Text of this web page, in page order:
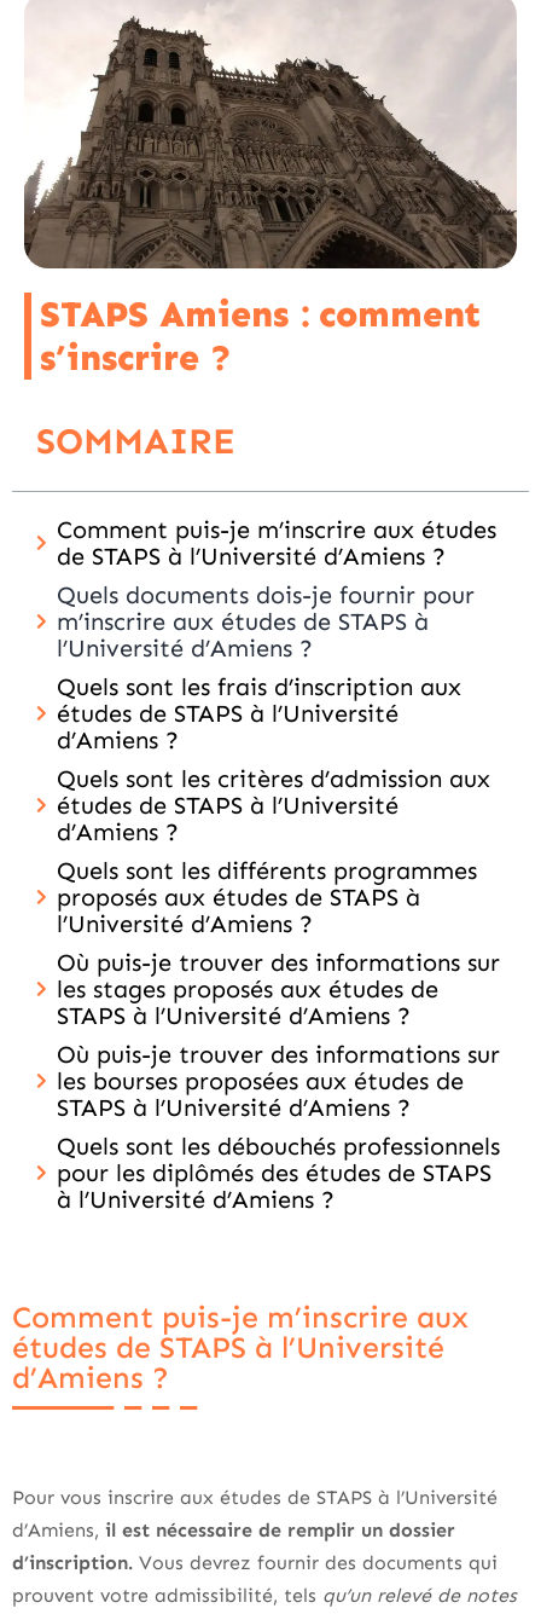
STAPS Amiens : comment
s’inscrire ?
SOMMAIRE
Comment puis-je m’inscrire aux études
de STAPS à l’Université d’Amiens ?
Quels documents dois-je fournir pour
m’inscrire aux études de STAPS à
l’Université d’Amiens ?
Quels sont les frais d’inscription aux
études de STAPS à l’Université
d’Amiens ?
Quels sont les critères d’admission aux
études de STAPS à l’Université
d’Amiens ?
Quels sont les différents programmes
proposés aux études de STAPS à
l’Université d’Amiens ?
Où puis-je trouver des informations sur
les stages proposés aux études de
STAPS à l’Université d’Amiens ?
Où puis-je trouver des informations sur
les bourses proposées aux études de
STAPS à l’Université d’Amiens ?
Quels sont les débouchés professionnels
pour les diplômés des études de STAPS
à l’Université d’Amiens ?
Comment puis-je m’inscrire aux
études de STAPS à l’Université
d’Amiens ?
Pour vous inscrire aux études de STAPS à l’Université
d’Amiens, il est nécessaire de remplir un dossier
d’inscription. Vous devrez fournir des documents qui
prouvent votre admissibilité, tels qu’un relevé de notes